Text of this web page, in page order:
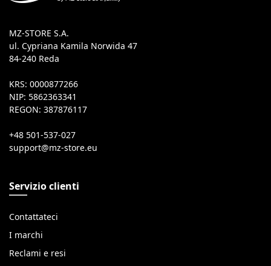
MZ-STORE S.A.
ul. Cypriana Kamila Norwida 47
84-240 Reda
KRS: 0000877266
NIP: 5862363341
REGON: 387876117
+48 501-537-027
Servizio clienti
Contattateci
I marchi
Reclami e resi